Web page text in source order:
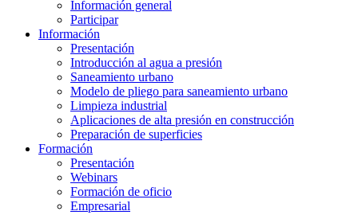
Información general
Participar
Información
Presentación
Introducción al agua a presión
Saneamiento urbano
Modelo de pliego para saneamiento urbano
Limpieza industrial
Aplicaciones de alta presión en construcción
Preparación de superficies
Formación
Presentación
Webinars
Formación de oficio
Empresarial